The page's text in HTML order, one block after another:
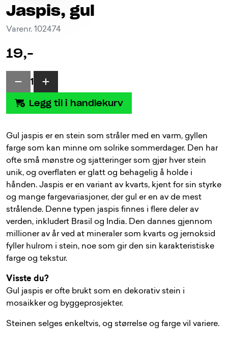
Jaspis, gul
Varenr. 102474
19,-
1
Legg til i handlekurv
Gul jaspis er en stein som stråler med en varm, gyllen
farge som kan minne om solrike sommerdager. Den har
ofte små mønstre og sjatteringer som gjør hver stein
unik, og overflaten er glatt og behagelig å holde i
hånden. Jaspis er en variant av kvarts, kjent for sin styrke
og mange fargevariasjoner, der gul er en av de mest
strålende. Denne typen jaspis finnes i flere deler av
verden, inkludert Brasil og India. Den dannes gjennom
millioner av år ved at mineraler som kvarts og jernoksid
fyller hulrom i stein, noe som gir den sin karakteristiske
farge og tekstur.
Visste du?
Gul jaspis er ofte brukt som en dekorativ stein i
mosaikker og byggeprosjekter.
Steinen selges enkeltvis, og størrelse og farge vil variere.